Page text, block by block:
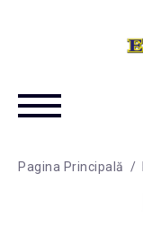
Pagina Principală /